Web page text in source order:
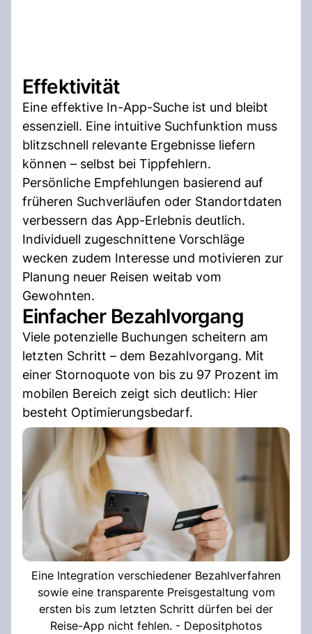
Effektivität
Eine effektive In-App-Suche ist und bleibt
essenziell. Eine intuitive Suchfunktion muss
blitzschnell relevante Ergebnisse liefern
können – selbst bei Tippfehlern.
Persönliche Empfehlungen basierend auf
früheren Suchverläufen oder Standortdaten
verbessern das App-Erlebnis deutlich.
Individuell zugeschnittene Vorschläge
wecken zudem Interesse und motivieren zur
Planung neuer Reisen weitab vom
Gewohnten.
Einfacher Bezahlvorgang
Viele potenzielle Buchungen scheitern am
letzten Schritt – dem Bezahlvorgang. Mit
einer Stornoquote von bis zu 97 Prozent im
mobilen Bereich zeigt sich deutlich: Hier
besteht Optimierungsbedarf.
Eine Integration verschiedener Bezahlverfahren
sowie eine transparente Preisgestaltung vom
ersten bis zum letzten Schritt dürfen bei der
Reise-App nicht fehlen. - Depositphotos